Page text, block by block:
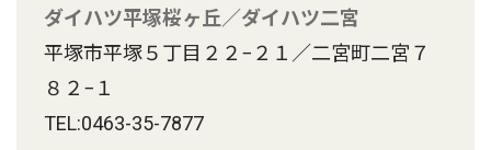
ダイハツ平塚桜ヶ丘／ダイハツ二宮
平塚市平塚５丁目２２−２１／二宮町二宮７
８２−１
TEL:0463-35-7877